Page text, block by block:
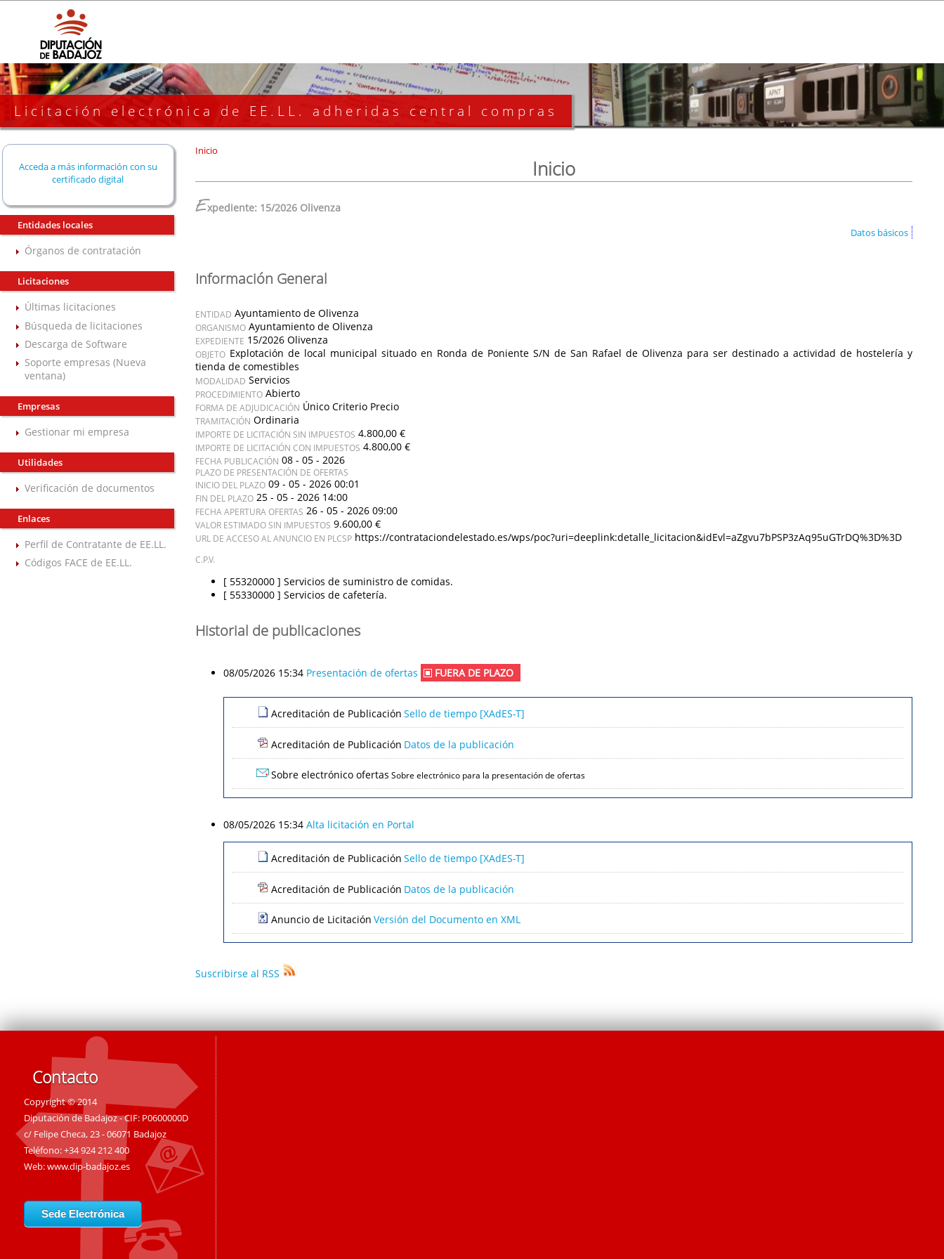
Licitación electrónica de EE.LL. adheridas central compras
Acceda a más información con su
certificado digital
Entidades locales
Órganos de contratación
Licitaciones
Últimas licitaciones
Búsqueda de licitaciones
Descarga de Software
Soporte empresas (Nueva
ventana)
Empresas
Gestionar mi empresa
Utilidades
Verificación de documentos
Enlaces
Perfil de Contratante de EE.LL.
Códigos FACE de EE.LL.
Inicio
Inicio
Expediente: 15/2026 Olivenza
Datos básicos
Información General
ENTIDAD Ayuntamiento de Olivenza
ORGANISMO Ayuntamiento de Olivenza
EXPEDIENTE 15/2026 Olivenza
OBJETO Explotación de local municipal situado en Ronda de Poniente S/N de San Rafael de Olivenza para ser destinado a actividad de hostelería y
tienda de comestibles
MODALIDAD Servicios
PROCEDIMIENTO Abierto
FORMA DE ADJUDICACIÓN Único Criterio Precio
TRAMITACIÓN Ordinaria
IMPORTE DE LICITACIÓN SIN IMPUESTOS 4.800,00 €
IMPORTE DE LICITACIÓN CON IMPUESTOS 4.800,00 €
FECHA PUBLICACIÓN 08 - 05 - 2026
PLAZO DE PRESENTACIÓN DE OFERTAS
INICIO DEL PLAZO 09 - 05 - 2026 00:01
FIN DEL PLAZO 25 - 05 - 2026 14:00
FECHA APERTURA OFERTAS 26 - 05 - 2026 09:00
VALOR ESTIMADO SIN IMPUESTOS 9.600,00 €
URL DE ACCESO AL ANUNCIO EN PLCSP https://contrataciondelestado.es/wps/poc?uri=deeplink:detalle_licitacion&idEvl=aZgvu7bPSP3zAq95uGTrDQ%3D%3D
C.P.V.
[ 55320000 ] Servicios de suministro de comidas.
[ 55330000 ] Servicios de cafetería.
Historial de publicaciones
08/05/2026 15:34 Presentación de ofertas FUERA DE PLAZO
Acreditación de Publicación Sello de tiempo [XAdES-T]
Acreditación de Publicación Datos de la publicación
Sobre electrónico ofertas Sobre electrónico para la presentación de ofertas
08/05/2026 15:34 Alta licitación en Portal
Acreditación de Publicación Sello de tiempo [XAdES-T]
Acreditación de Publicación Datos de la publicación
Anuncio de Licitación Versión del Documento en XML
Suscribirse al RSS
Contacto
Copyright © 2014
Diputación de Badajoz - CIF: P0600000D
c/ Felipe Checa, 23 - 06071 Badajoz
Teléfono: +34 924 212 400
Web:www.dip-badajoz.es
Sede Electrónica